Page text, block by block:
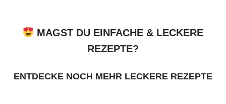
MAGST DU EINFACHE & LECKERE
REZEPTE?
ENTDECKE NOCH MEHR LECKERE REZEPTE